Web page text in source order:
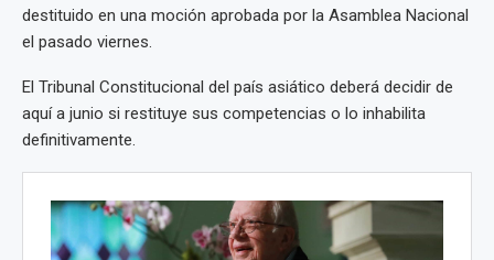
destituido en una moción aprobada por la Asamblea Nacional
el pasado viernes.
El Tribunal Constitucional del país asiático deberá decidir de
aquí a junio si restituye sus competencias o lo inhabilita
definitivamente.